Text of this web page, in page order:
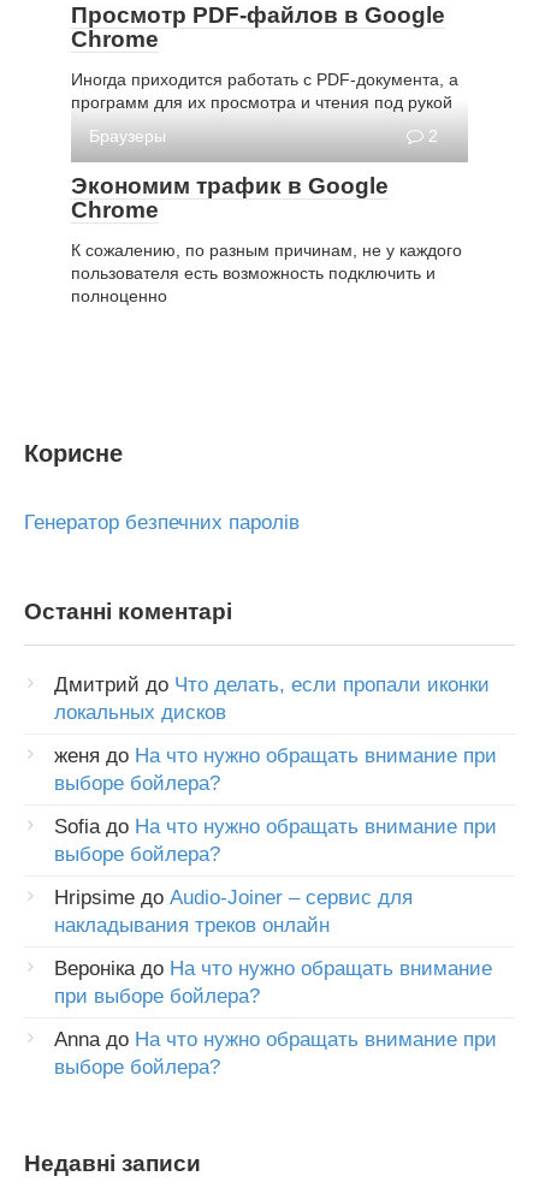
Просмотр PDF-файлов в Google
Chrome
Иногда приходится работать с PDF-документа, а
программ для их просмотра и чтения под рукой
Браузеры
2
Экономим трафик в Google
Chrome
К сожалению, по разным причинам, не у каждого
пользователя есть возможность подключить и
полноценно
Корисне
Генератор безпечних паролів
Останні коментарі
Дмитрий до Что делать, если пропали иконки
локальных дисков
женя до На что нужно обращать внимание при
выборе бойлера?
Sofia до На что нужно обращать внимание при
выборе бойлера?
Hripsime до Audio-Joiner – сервис для
накладывания треков онлайн
Вероніка до На что нужно обращать внимание
при выборе бойлера?
Anna до На что нужно обращать внимание при
выборе бойлера?
Недавні записи